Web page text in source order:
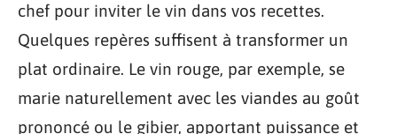
chef pour inviter le vin dans vos recettes.
Quelques repères suffisent à transformer un
plat ordinaire. Le vin rouge, par exemple, se
marie naturellement avec les viandes au goût
prononcé ou le gibier, apportant puissance et